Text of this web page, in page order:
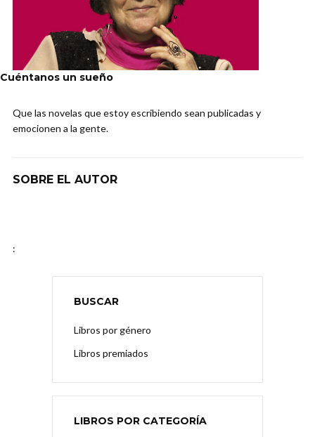
Cuéntanos un sueño
Que las novelas que estoy escribiendo sean publicadas y
emocionen a la gente.
SOBRE EL AUTOR
:
BUSCAR
Libros por género
Libros premiados
LIBROS POR CATEGORÍA